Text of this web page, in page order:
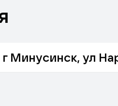
Минусинск, ул